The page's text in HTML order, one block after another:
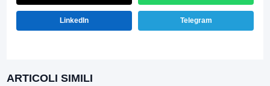
LinkedIn Telegram
ARTICOLI SIMILI